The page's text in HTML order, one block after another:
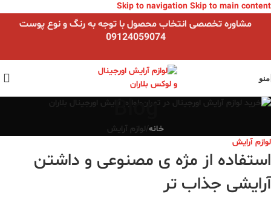
Skip to navigation Skip to main content
مشاوره تخصصی انتخاب محصول با توجه به رنگ و نوع پوست
09124059074
منو
Blog
خانه/لوازم آرایش
لوازم آرایش
استفاده از مژه ی مصنوعی و داشتن
آرایشی جذاب تر